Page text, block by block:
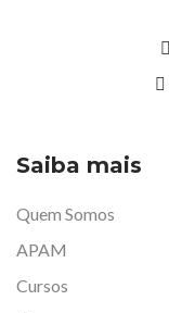
Saiba mais
Quem Somos
APAM
Cursos